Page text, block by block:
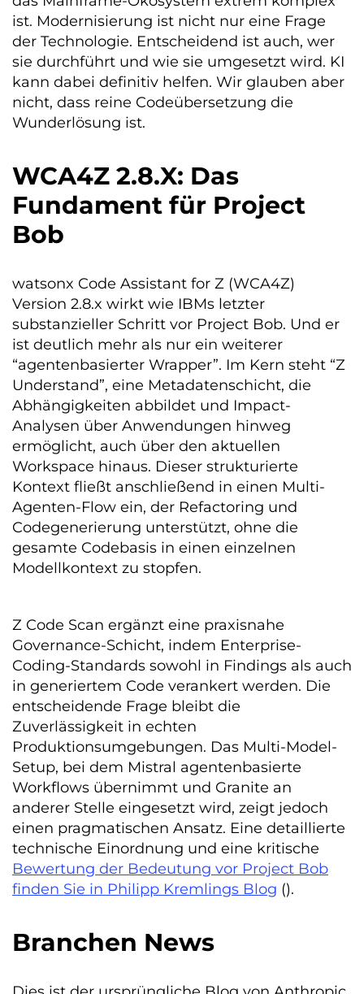
ist. Modernisierung ist nicht nur eine Frage
der Technologie. Entscheidend ist auch, wer
sie durchführt und wie sie umgesetzt wird. KI
kann dabei definitiv helfen. Wir glauben aber
nicht, dass reine Codeübersetzung die
Wunderlösung ist.
WCA4Z 2.8.X: Das
Fundament für Project
Bob
watsonx Code Assistant for Z (WCA4Z)
Version 2.8.x wirkt wie IBMs letzter
substanzieller Schritt vor Project Bob. Und er
ist deutlich mehr als nur ein weiterer
“agentenbasierter Wrapper”. Im Kern steht “Z
Understand”, eine Metadatenschicht, die
Abhängigkeiten abbildet und Impact-
Analysen über Anwendungen hinweg
ermöglicht, auch über den aktuellen
Workspace hinaus. Dieser strukturierte
Kontext fließt anschließend in einen Multi-
Agenten-Flow ein, der Refactoring und
Codegenerierung unterstützt, ohne die
gesamte Codebasis in einen einzelnen
Modellkontext zu stopfen.
Z Code Scan ergänzt eine praxisnahe
Governance-Schicht, indem Enterprise-
Coding-Standards sowohl in Findings als auch
in generiertem Code verankert werden. Die
entscheidende Frage bleibt die
Zuverlässigkeit in echten
Produktionsumgebungen. Das Multi-Model-
Setup, bei dem Mistral agentenbasierte
Workflows übernimmt und Granite an
anderer Stelle eingesetzt wird, zeigt jedoch
einen pragmatischen Ansatz. Eine detaillierte
technische Einordnung und eine kritische
Bewertung der Bedeutung vor Project Bob
finden Sie in Philipp Kremlings Blog ().
Branchen News